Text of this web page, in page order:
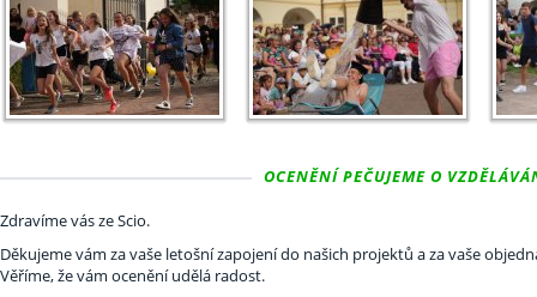
OCENĚNÍ PEČUJEME O
Zdravíme vás ze Scio.
Děkujeme vám za vaše letošní zapojení do našich projektů a za vaše
Věříme, že vám ocenění udělá radost.